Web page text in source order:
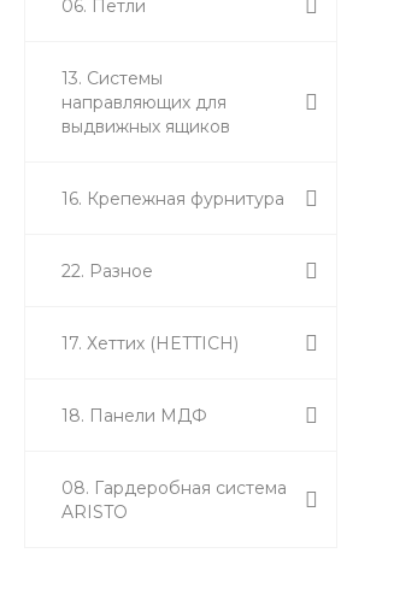
06. Петли
13. Системы
направляющих для
выдвижных ящиков
16. Крепежная фурнитура
22. Разное
17. Хеттих (HETTICH)
18. Панели МДФ
08. Гардеробная система
ARISTO